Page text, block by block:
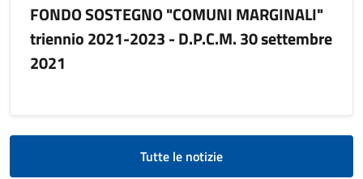
FONDO SOSTEGNO "COMUNI MARGINALI"
triennio 2021-2023 - D.P.C.M. 30 settembre
2021
Tutte le notizie